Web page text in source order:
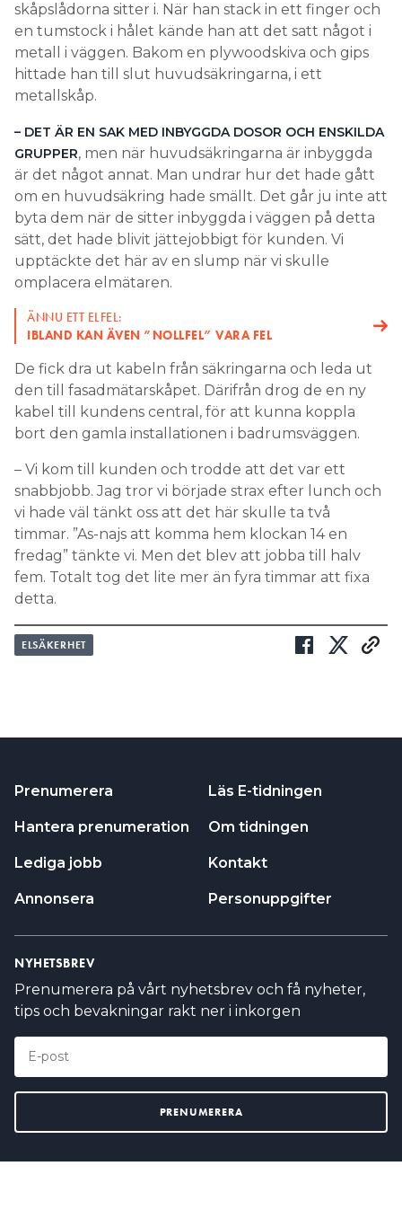
skåpslådorna sitter i. När han stack in ett finger och
en tumstock i hålet kände han att det satt något i
metall i väggen. Bakom en plywoodskiva och gips
hittade han till slut huvudsäkringarna, i ett
metallskåp.
– DET ÄR EN SAK MED INBYGGDA DOSOR OCH ENSKILDA
GRUPPER, men när huvudsäkringarna är inbyggda
är det något annat. Man undrar hur det hade gått
om en huvudsäkring hade smällt. Det går ju inte att
byta dem när de sitter inbyggda i väggen på detta
sätt, det hade blivit jättejobbigt för kunden. Vi
upptäckte det här av en slump när vi skulle
omplacera elmätaren.
ÄNNU ETT ELFEL:
IBLAND KAN ÄVEN ”NOLLFEL” VARA FEL
De fick dra ut kabeln från säkringarna och leda ut
den till fasadmätarskåpet. Därifrån drog de en ny
kabel till kundens central, för att kunna koppla
bort den gamla installationen i badrumsväggen.
– Vi kom till kunden och trodde att det var ett
snabbjobb. Jag tror vi började strax efter lunch och
vi hade väl tänkt oss att det här skulle ta två
timmar. ”As-najs att komma hem klockan 14 en
fredag” tänkte vi. Men det blev att jobba till halv
fem. Totalt tog det lite mer än fyra timmar att fixa
detta.
ELSÄKERHET
Prenumerera
Hantera prenumeration
Lediga jobb
Annonsera
Läs E-tidningen
Om tidningen
Kontakt
Personuppgifter
NYHETSBREV
Prenumerera på vårt nyhetsbrev och få nyheter,
tips och bevakningar rakt ner i inkorgen